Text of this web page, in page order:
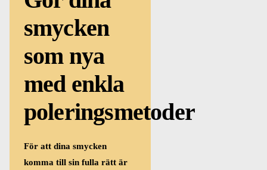
smycken
som nya
med enkla
poleringsmetoder
För att dina smycken
komma till sin fulla rätt är